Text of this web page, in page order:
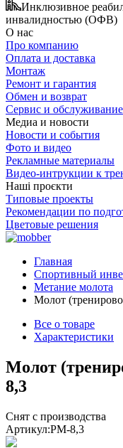
Инклюзивное
инвалидностью (ОФВ)
О нас
Про компанию
Оплата и доставка
Монтаж
Ремонт и гарантия
Обмен и возврат
Сервис и обслуживание
Медиа и новости
Новости и события
Фото и видео
Рекламные материалы
Видео-интрукции к
Наші проєкти
Типовые проекты
Рекомендации по
Цветовые решения
Главная
Спортивный
Метание молота
Молот
Все о товаре
Характеристики
Молот
8,3
Снят с производства
Артикул:PM-8,3